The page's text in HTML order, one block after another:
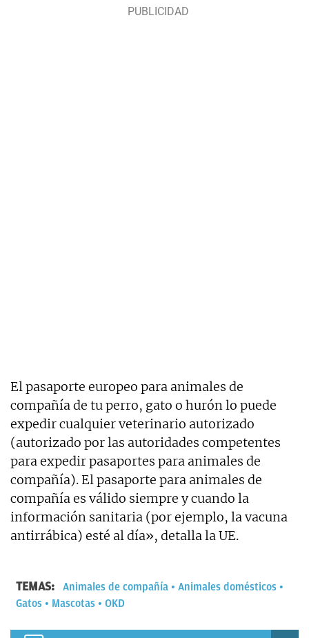
El pasaporte europeo para animales de
compañía de tu perro, gato o hurón lo puede
expedir cualquier veterinario autorizado
(autorizado por las autoridades competentes
para expedir pasaportes para animales de
compañía). El pasaporte para animales de
compañía es válido siempre y cuando la
información sanitaria (por ejemplo, la vacuna
antirrábica) esté al día», detalla la UE.
TEMAS: Animales de compañía
Animales domésticos
Gatos
Mascotas OKD